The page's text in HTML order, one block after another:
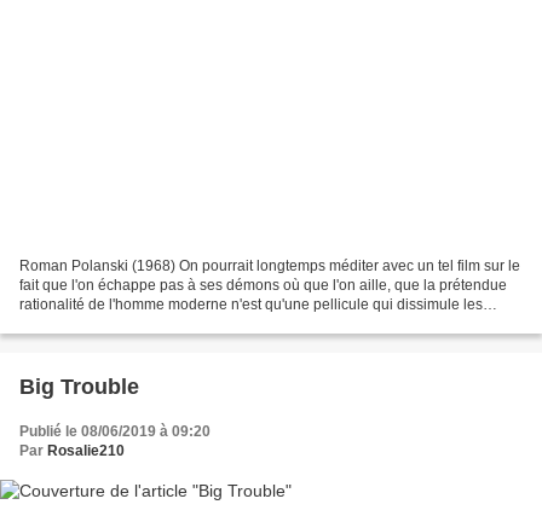
Roman Polanski (1968) On pourrait longtemps méditer avec un tel film sur le
fait que l'on échappe pas à ses démons où que l'on aille, que la prétendue
rationalité de l'homme moderne n'est qu'une pellicule qui dissimule les
Big Trouble
Publié le 08/06/2019 à 09:20
Par Rosalie210